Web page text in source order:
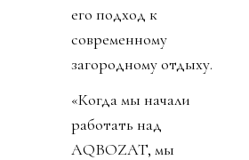
его подход к
современному
загородному отдыху.
«Когда мы начали
работать над
AQBOZAT, мы